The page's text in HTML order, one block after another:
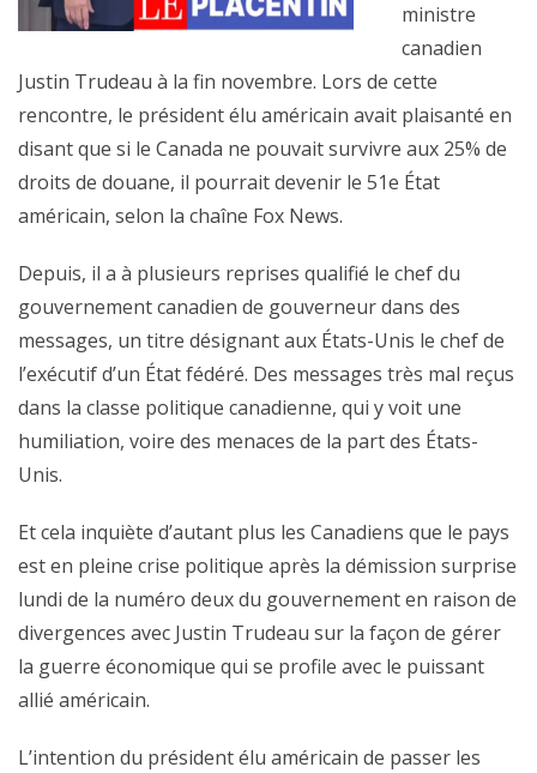
ministre
canadien
Justin Trudeau à la fin novembre. Lors de cette
rencontre, le président élu américain avait plaisanté en
disant que si le Canada ne pouvait survivre aux 25% de
droits de douane, il pourrait devenir le 51e État
américain, selon la chaîne Fox News.
Depuis, il a à plusieurs reprises qualifié le chef du
gouvernement canadien de gouverneur dans des
messages, un titre désignant aux États-Unis le chef de
l’exécutif d’un État fédéré. Des messages très mal reçus
dans la classe politique canadienne, qui y voit une
humiliation, voire des menaces de la part des États-
Unis.
Et cela inquiète d’autant plus les Canadiens que le pays
est en pleine crise politique après la démission surprise
lundi de la numéro deux du gouvernement en raison de
divergences avec Justin Trudeau sur la façon de gérer
la guerre économique qui se profile avec le puissant
allié américain.
L’intention du président élu américain de passer les